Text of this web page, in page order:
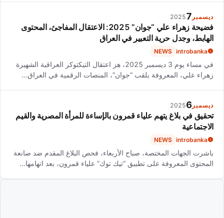
ديسمبر 7
2025
فضيحة زهراء علي “جوان” 2025: الاعتقال المفاجئ، المحتوى
الهابط، وجدل حرية التعبير في العراق
introbanka
NEWS
في مساء يوم 3 ديسمبر 2025، هز اعتقال التيكتوكر العراقية الشهيرة
زهراء علي، المعروفة بلقب “جوان”، المنصات الرقمية في العراق…
ديسمبر 6
2025
تحقيق في بلاغ يتهم علياء قمرون بالإساءة للمرأة المصرية والقيم
الاجتماعية
introbanka
NEWS
باشرت الجهات المختصة، صباح الأربعاء، فحص البلاغ المقدم ضد صانعة
المحتوى المعروفة على تطبيق “تيك توك” علياء قمرون، بعد اتهامها…